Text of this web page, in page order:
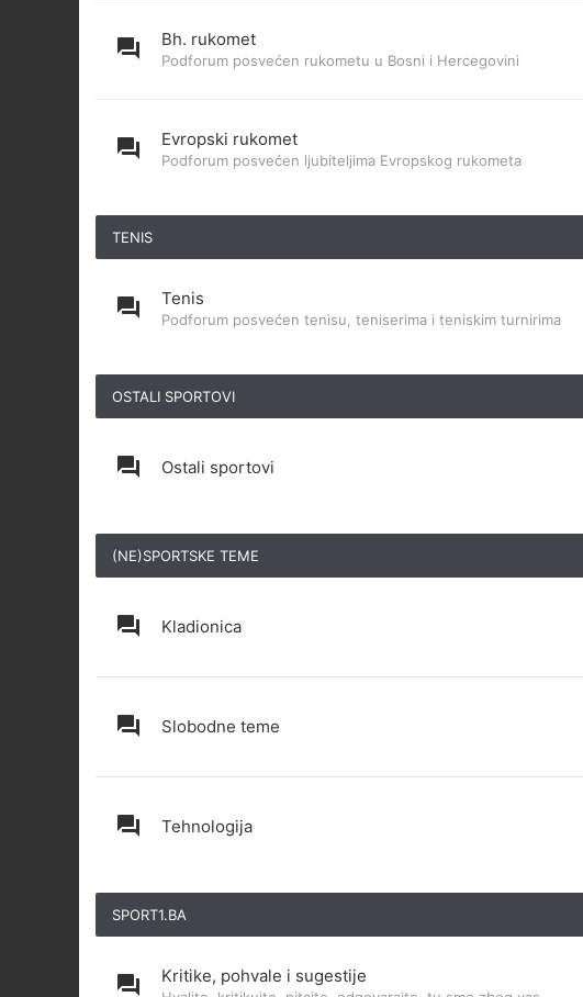
Bh. rukomet
Podforum posvećen rukometu u Bosni i Hercegovini
Evropski rukomet
Podforum posvećen ljubiteljima Evropskog rukometa
TENIS
Tenis
Podforum posvećen tenisu, teniserima i teniskim turnirima
OSTALI SPORTOVI
Ostali sportovi
(NE)SPORTSKE TEME
Kladionica
Slobodne teme
Tehnologija
SPORT1.BA
Kritike, pohvale i sugestije